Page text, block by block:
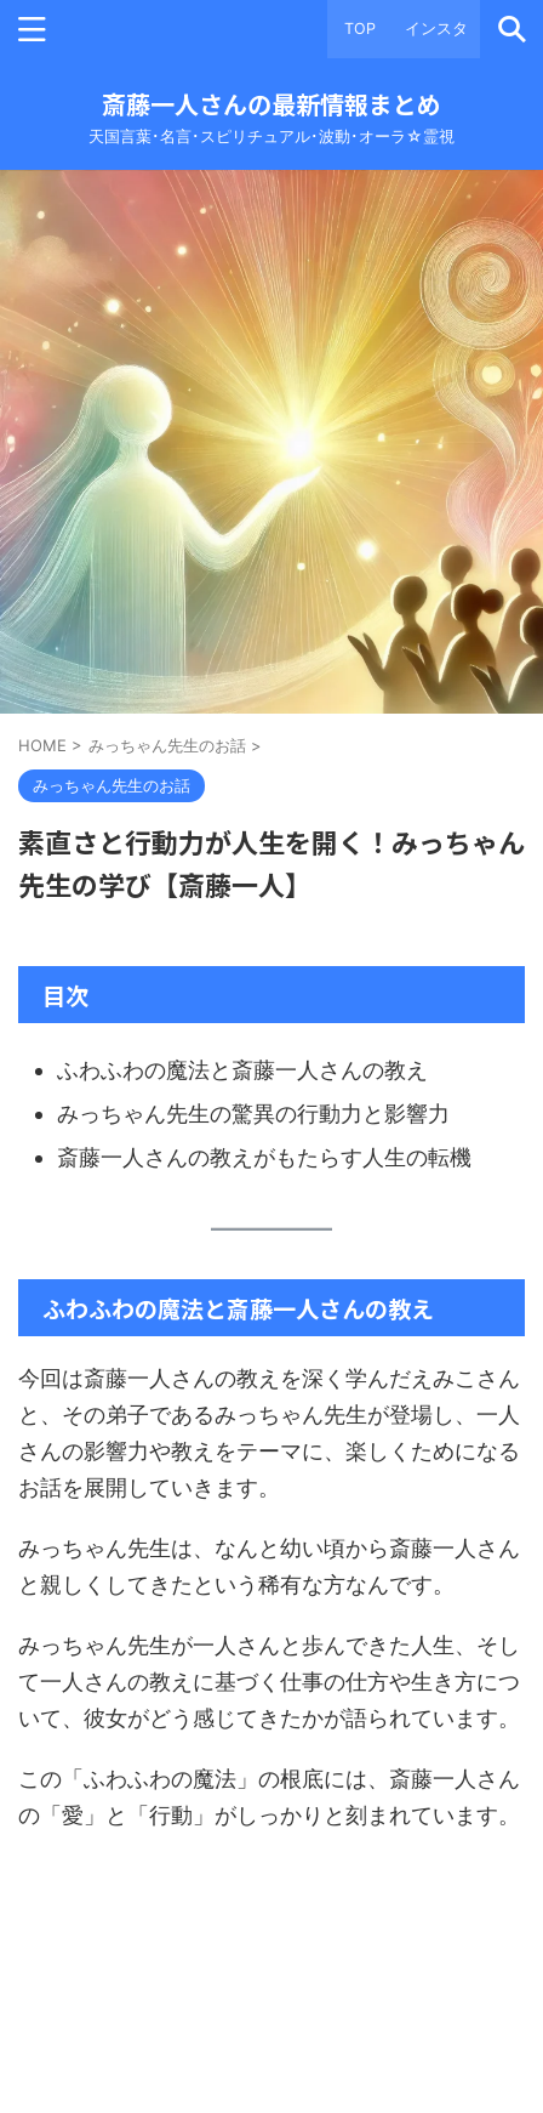
TOP インスタ
斎藤一人さんの最新情報まとめ
天国言葉･名言･スピリチュアル･波動･オーラ☆霊視
HOME > みっちゃん先生のお話 >
みっちゃん先生のお話
素直さと行動力が人生を開く！みっちゃん
先生の学び【斎藤一人】
目次
ふわふわの魔法と斎藤一人さんの教え
みっちゃん先生の驚異の行動力と影響力
斎藤一人さんの教えがもたらす人生の転機
ふわふわの魔法と斎藤一人さんの教え
今回は斎藤一人さんの教えを深く学んだえみこさん
と、その弟子であるみっちゃん先生が登場し、一人
さんの影響力や教えをテーマに、楽しくためになる
お話を展開していきます。
みっちゃん先生は、なんと幼い頃から斎藤一人さん
と親しくしてきたという稀有な方なんです。
みっちゃん先生が一人さんと歩んできた人生、そし
て一人さんの教えに基づく仕事の仕方や生き方につ
いて、彼女がどう感じてきたかが語られています。
この「ふわふわの魔法」の根底には、斎藤一人さん
の「愛」と「行動」がしっかりと刻まれています。